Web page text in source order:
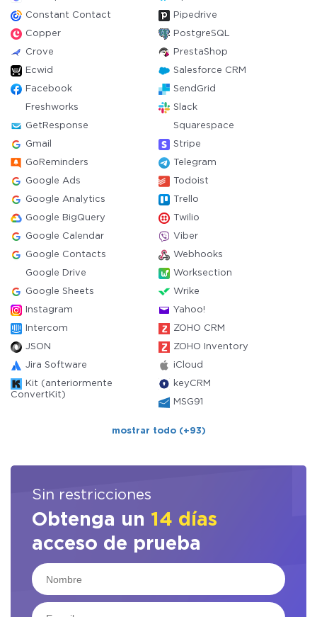
Constant Contact Pipedrive
Copper PostgreSQL
Crove PrestaShop
Ecwid Salesforce CRM
Facebook SendGrid
Freshworks Slack
GetResponse Squarespace
Gmail Stripe
GoReminders Telegram
Google Ads Todoist
Google Analytics Trello
Google BigQuery Twilio
Google Calendar Viber
Google Contacts Webhooks
Google Drive Worksection
Google Sheets Wrike
Instagram Yahoo!
Intercom ZOHO CRM
JSON ZOHO Inventory
Jira Software iCloud
Kit (anteriormente
ConvertKit)
keyCRM
MSG91
mostrar todo (+93)
Sin restricciones
Obtenga un 14 días
acceso de prueba